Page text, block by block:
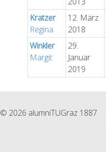
Kratzer
Regina
12. März
2018
Winkler
Margit
29.
Januar
2019
© 2026 alumniTUGraz 1887